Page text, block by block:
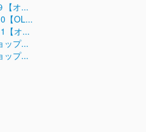
【オ...
【OL...
【オ...
ップ...
ップ...